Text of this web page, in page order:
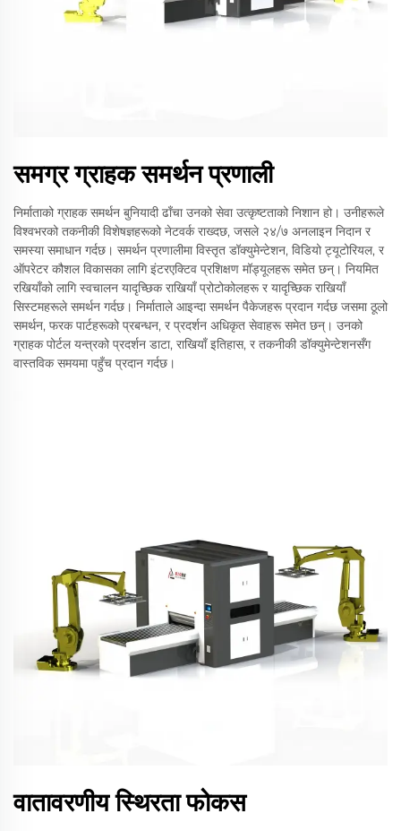
समग्र ग्राहक समर्थन प्रणाली
निर्माताको ग्राहक समर्थन बुनियादी ढाँचा उनको सेवा उत्कृष्टताको निशान हो। उनीहरूले
विश्वभरको तकनीकी विशेषज्ञहरूको नेटवर्क राख्दछ, जसले २४/७ अनलाइन निदान र
समस्या समाधान गर्दछ। समर्थन प्रणालीमा विस्तृत डॉक्युमेन्टेशन, विडियो ट्यूटोरियल, र
ऑपरेटर कौशल विकासका लागि इंटरएक्टिव प्रशिक्षण मॉड्यूलहरू समेत छन्। नियमित
रखियाँको लागि स्वचालन यादृच्छिक राखियाँ प्रोटोकोलहरू र यादृच्छिक राखियाँ
सिस्टमहरूले समर्थन गर्दछ। निर्माताले आइन्दा समर्थन पैकेजहरू प्रदान गर्दछ जसमा ठूलो
समर्थन, फरक पार्टहरूको प्रबन्धन, र प्रदर्शन अधिकृत सेवाहरू समेत छन्। उनको
ग्राहक पोर्टल यन्त्रको प्रदर्शन डाटा, राखियाँ इतिहास, र तकनीकी डॉक्युमेन्टेशनसँग
वास्तविक समयमा पहुँच प्रदान गर्दछ।
वातावरणीय स्थिरता फोकस